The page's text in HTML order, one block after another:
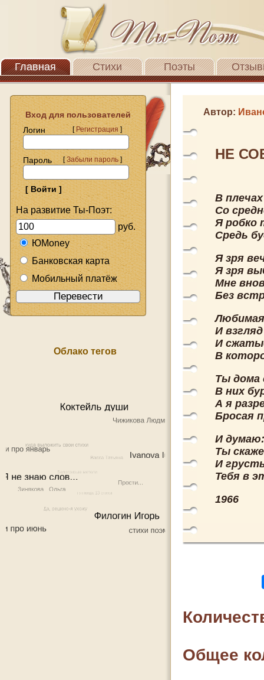
Главная Стихи Поэты
Вход для пользователей
Логин
[Регистрация]
Пароль [Забыли пароль]
На развитие Ты-Поэт:
руб.
ЮMoney
Банковская карта
Мобильный платёж
Облако тегов
Автор:
НЕ
В
Со
Я робко
Средь
Я зря
Я зря
Мне
Без
И
И
В
Ты дома
В них
А я
Бросая
И
Ты
И
Тебя в
1966
Общее